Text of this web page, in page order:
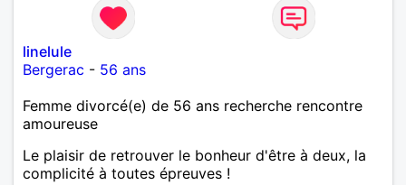
linelule
Bergerac - 56 ans
Femme divorcé(e) de 56 ans recherche rencontre
amoureuse
Le plaisir de retrouver le bonheur d'être à deux, la
complicité à toutes épreuves !